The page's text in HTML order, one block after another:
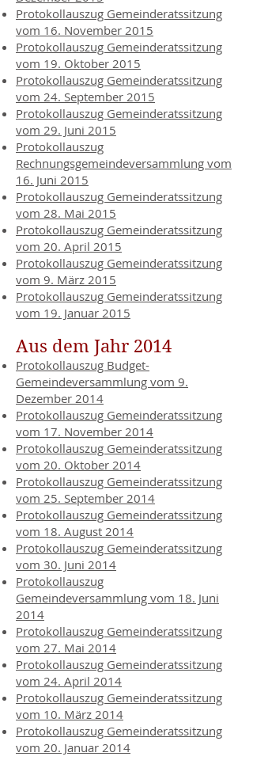
Protokollauszug Gemeinderatssitzung
vom 16. November 2015
Protokollauszug Gemeinderatssitzung
vom 19. Oktober 2015
Protokollauszug Gemeinderatssitzung
vom 24. September 2015
Protokollauszug Gemeinderatssitzung
vom 29. Juni 2015
Protokollauszug
Rechnungsgemeindeversammlung vom
16. Juni 2015
Protokollauszug Gemeinderatssitzung
vom 28. Mai 2015
Protokollauszug Gemeinderatssitzung
vom 20. April 2015
Protokollauszug Gemeinderatssitzung
vom 9. März 2015
Protokollauszug Gemeinderatssitzung
vom 19. Januar 2015
Aus dem Jahr 2014
Protokollauszug Budget-
Gemeindeversammlung vom 9.
Dezember 2014
Protokollauszug Gemeinderatssitzung
vom 17. November 2014
Protokollauszug Gemeinderatssitzung
vom 20. Oktober 2014
Protokollauszug Gemeinderatssitzung
vom 25. September 2014
Protokollauszug Gemeinderatssitzung
vom 18. August 2014
Protokollauszug Gemeinderatssitzung
vom 30. Juni 2014
Protokollauszug
Gemeindeversammlung vom 18. Juni
2014
Protokollauszug Gemeinderatssitzung
vom 27. Mai 2014
Protokollauszug Gemeinderatssitzung
vom 24. April 2014
Protokollauszug Gemeinderatssitzung
vom 10. März 2014
Protokollauszug Gemeinderatssitzung
vom 20. Januar 2014